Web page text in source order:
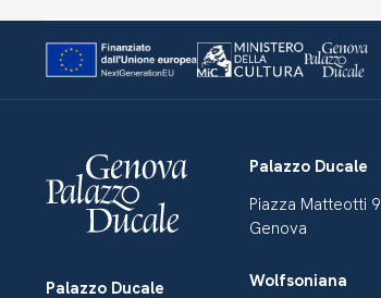
Palazzo Ducale
Palazzo Ducale
Piazza Matteotti 9
Genova
Wolfsoniana